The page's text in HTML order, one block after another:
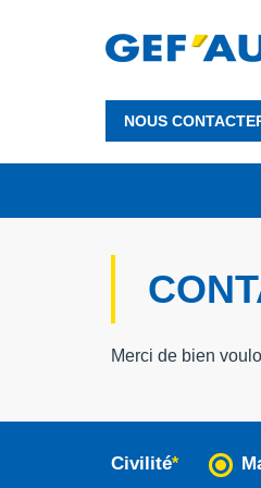
NOUS
Merci de bien
Civilité*